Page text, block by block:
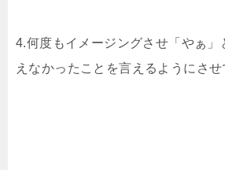
4.何度もイメージングさせ「やぁ」
えなかったことを言えるようにさせ